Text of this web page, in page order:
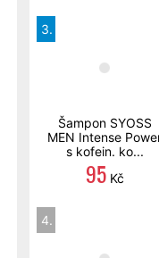
3.
Šampon SYOSS
MEN Intense
s kofein. ko...
95Kč
4.